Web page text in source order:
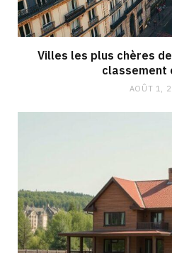
Villes les plus chères
classement
AOÛT 1,